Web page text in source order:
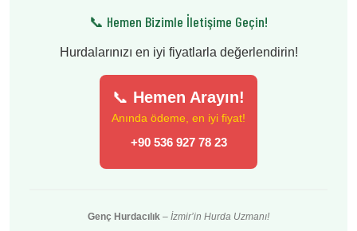
📞 Hemen Bizimle İletişime Geçin!
Hurdalarınızı en iyi fiyatlarla değerlendirin!
📞 Hemen Arayın!
Anında ödeme, en iyi fiyat!
+90 536 927 78 23
Genç Hurdacılık – İzmir’in Hurda Uzmanı!